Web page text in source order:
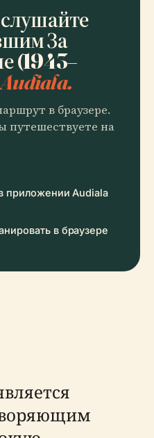
За
(1943–
в браузере.
путешествуете на
приложении Audiala
в браузере